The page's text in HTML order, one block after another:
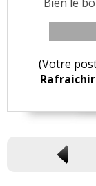
(Votre